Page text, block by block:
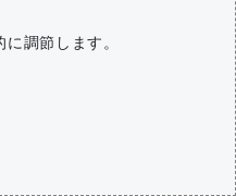
調節します。